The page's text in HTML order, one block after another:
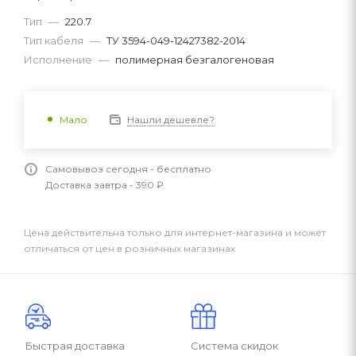
Тип — 220.7
Тип кабеля — ТУ 3594-049-12427382-2014
Исполнение — полимерная безгалогеновая
Мало Нашли дешевле?
Самовывоз сегодня - бесплатно
Доставка завтра - 390 ₽
Цена действительна только для интернет-магазина и может
отличаться от цен в розничных магазинах
Быстрая доставка Система скидок